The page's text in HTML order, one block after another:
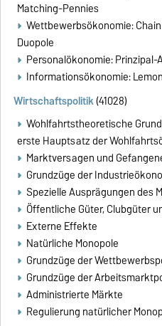
Matching-Pennies
Wettbewerbsökonomie:
Duopole
Personalökonomie:
Informationsökonomie:
Wirtschaftspolitik(41028)
Wohlfahrtstheoretische
erste Hauptsatz der
Marktversagen und
Grundzüge der
Spezielle Ausprägungen des
Öffentliche Güter, Clubgüter
Externe Effekte
Natürliche Monopole
Grundzüge der
Grundzüge der
Administrierte Märkte
Regulierung natürlicher